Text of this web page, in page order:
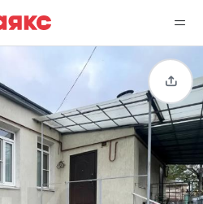
Сравнение
0 объявлений